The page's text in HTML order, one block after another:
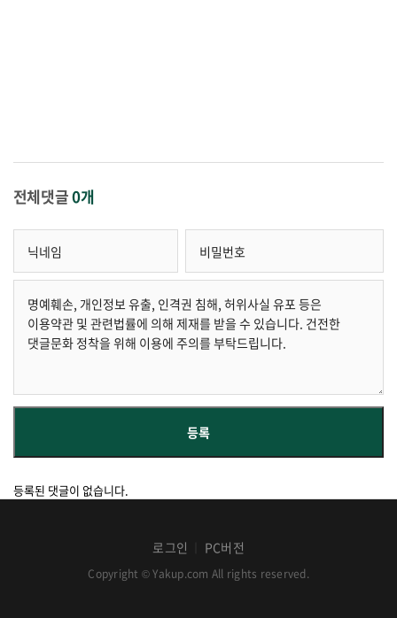
전체댓글0개
등록된 댓글이 없습니다.
로그인 PC버전
Copyright © Yakup.com All rights reserved.